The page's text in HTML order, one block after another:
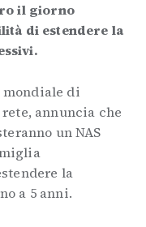
il giorno
di estendere la
mondiale di
annuncia che
un NAS
la
a 5 anni.